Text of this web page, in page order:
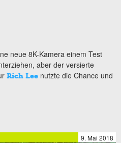
neue 8K-Kamera einem Test
aber der versierte
Rich Lee nutzte die Chance und
9. Mai 2018